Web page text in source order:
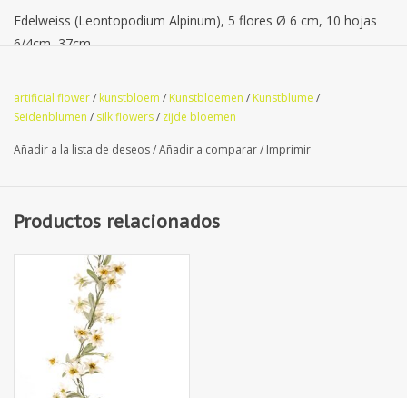
Edelweiss (Leontopodium Alpinum), 5 flores Ø 6 cm, 10 hojas
6/4cm, 37cm
artificial flower/ kunstbloem / Kunstbloemen / Kunstblume /
Seidenblumen / silk flowers/ zijde bloemen
Añadir a la lista de deseos/Añadir a comparar/ Imprimir
Productos relacionados